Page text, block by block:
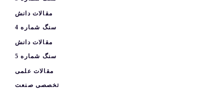
مقالات دانش
سنگ شماره 4
مقالات دانش
سنگ شماره 5
مقالات علمی
تخصصی صنعت